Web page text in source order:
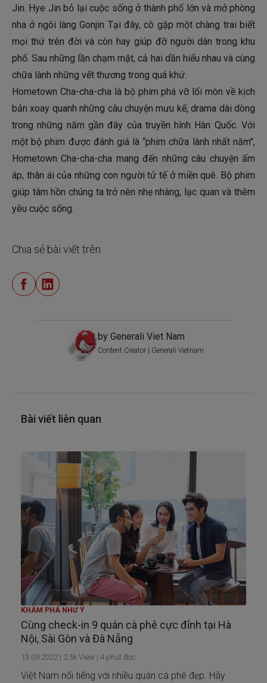
Jin. Hye Jin bỏ lại cuộc sống ở thành phố lớn và mở phòng
nha ở ngôi làng Gonjin Tại đây, cô gặp một chàng trai biết
mọi thứ trên đời và còn hay giúp đỡ người dân trong khu
phố. Sau những lần chạm mặt, cả hai dần hiểu nhau và cùng
chữa lành những vết thương trong quá khứ.
Hometown Cha-cha-cha là bộ phim phá vỡ lối mòn về kịch
bản xoay quanh những câu chuyện mưu kế, drama dài dòng
trong những năm gần đây của truyền hình Hàn Quốc. Với
một bộ phim được đánh giá là “phim chữa lành nhất năm",
Hometown Cha-cha-cha mang đến những câu chuyện ấm
áp, thân ái của những con người tử tế ở miền quê. Bộ phim
giúp tâm hồn chúng ta trở nên nhẹ nhàng, lạc quan và thêm
yêu cuộc sống.
Chia sẻ bài viết trên
by Generali Viet Nam
Content Creator | Generali Vietnam
Bài viết liên quan
KHÁM PHÁ NHƯ Ý
Cùng check-in 9 quán cà phê cực đỉnh tại Hà
Nội, Sài Gòn và Đà Nẵng
13.09.2022 | 2.5k View | 4 phút đọc
Việt Nam nổi tiếng với nhiều quán cà phê đẹp. Hãy